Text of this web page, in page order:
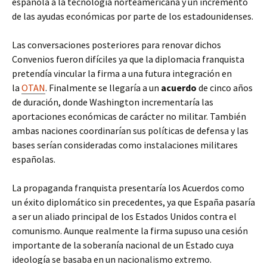
de las ayudas económicas por parte de los estadounidenses.
Las conversaciones posteriores para renovar dichos
Convenios fueron difíciles ya que la diplomacia franquista
pretendía vincular la firma a una futura integración en
la OTAN. Finalmente se llegaría a un acuerdo de cinco años
de duración, donde Washington incrementaría las
aportaciones económicas de carácter no militar. También
ambas naciones coordinarían sus políticas de defensa y las
bases serían consideradas como instalaciones militares
españolas.
La propaganda franquista presentaría los Acuerdos como
un éxito diplomático sin precedentes, ya que España pasaría
a ser un aliado principal de los Estados Unidos contra el
comunismo. Aunque realmente la firma supuso una cesión
importante de la soberanía nacional de un Estado cuya
ideología se basaba en un nacionalismo extremo.